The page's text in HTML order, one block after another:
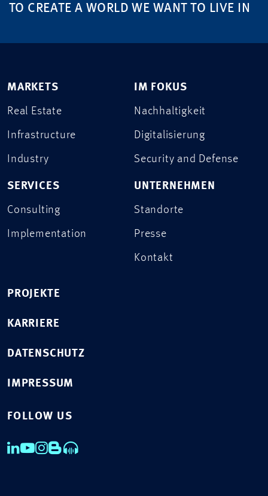
TO CREATE A WORLD WE WANT TO LIVE IN
MARKETS
Real Estate
Infrastructure
Industry
SERVICES
Consulting
Implementation
IM FOKUS
Nachhaltigkeit
Digitalisierung
Security and Defense
UNTERNEHMEN
Standorte
Presse
Kontakt
PROJEKTE
KARRIERE
DATENSCHUTZ
IMPRESSUM
FOLLOW US